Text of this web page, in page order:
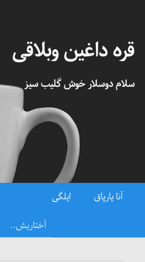
قره داغین وبلاقی
سلام دوسلار خوش گلیب سیز
آنا یارپاق ایلگی